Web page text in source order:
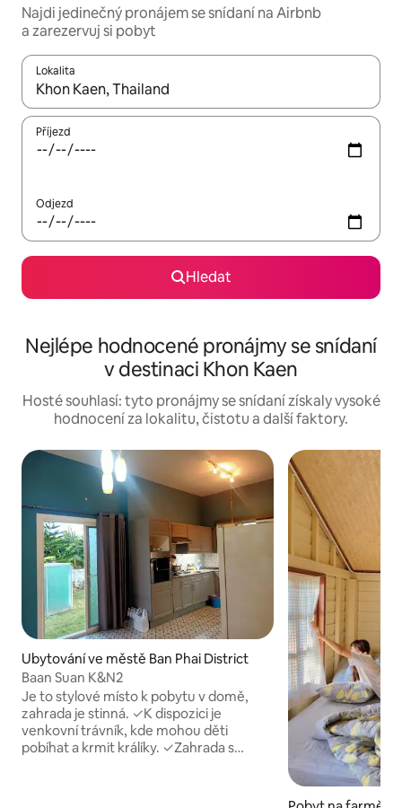
Najdi jedinečný pronájem se snídaní na Airbnb
a zarezervuj si pobyt
Lokalita
Až budou výsledky k dispozici, můžeš si je procházet pomocí
Příjezd
Odjezd
Hledat
Nejlépe hodnocené pronájmy se snídaní
v destinaci Khon Kaen
Hosté souhlasí: tyto pronájmy se snídaní získaly vysoké
hodnocení za lokalitu, čistotu a další faktory.
Ubytování ve městě Ban Phai District
Baan Suan K&N2
Je to stylové místo k pobytu v domě,
zahrada je stinná. ✓K dispozici je
venkovní trávník, kde mohou děti
pobíhat a krmit králíky. ✓Zahrada s